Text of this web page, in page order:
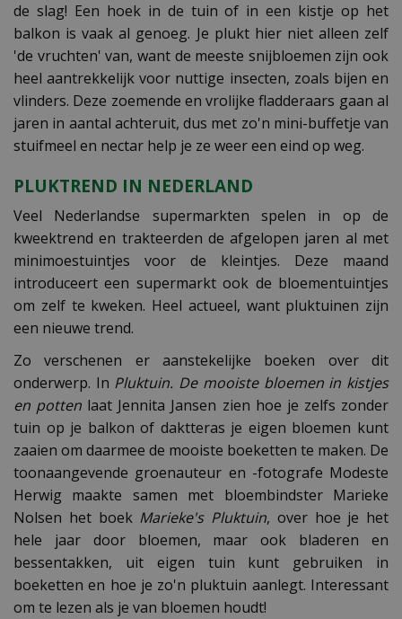
de slag! Een hoek in de tuin of in een kistje op het
balkon is vaak al genoeg. Je plukt hier niet alleen zelf
'de vruchten' van, want de meeste snijbloemen zijn ook
heel aantrekkelijk voor nuttige insecten, zoals bijen en
vlinders. Deze zoemende en vrolijke fladderaars gaan al
jaren in aantal achteruit, dus met zo'n mini-buffetje van
stuifmeel en nectar help je ze weer een eind op weg.
PLUKTREND IN NEDERLAND
Veel Nederlandse supermarkten spelen in op de
kweektrend en trakteerden de afgelopen jaren al met
minimoestuintjes voor de kleintjes. Deze maand
introduceert een supermarkt ook de bloementuintjes
om zelf te kweken. Heel actueel, want pluktuinen zijn
een nieuwe trend.
Zo verschenen er aanstekelijke boeken over dit
onderwerp. In Pluktuin. De mooiste bloemen in kistjes
en potten laat Jennita Jansen zien hoe je zelfs zonder
tuin op je balkon of daktteras je eigen bloemen kunt
zaaien om daarmee de mooiste boeketten te maken. De
toonaangevende groenauteur en -fotografe Modeste
Herwig maakte samen met bloembindster Marieke
Nolsen het boek Marieke's Pluktuin, over hoe je het
hele jaar door bloemen, maar ook bladeren en
bessentakken, uit eigen tuin kunt gebruiken in
boeketten en hoe je zo'n pluktuin aanlegt. Interessant
om te lezen als je van bloemen houdt!